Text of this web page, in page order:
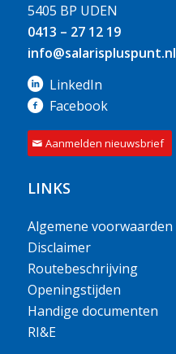
5405 BP UDEN
0413 – 27 12 19
info@salarispluspunt.nl
LinkedIn
Facebook
Aanmelden nieuwsbrief
LINKS
Algemene voorwaarden
Disclaimer
Routebeschrijving
Openingstijden
Handige documenten
RI&E